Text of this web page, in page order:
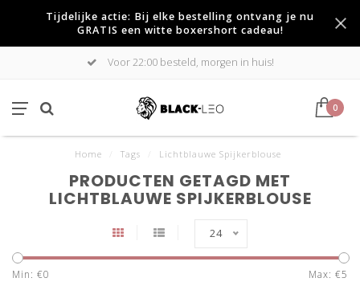
Tijdelijke actie: Bij elke bestelling ontvang je nu
GRATIS een witte boxershort cadeau!
Voor 22:00 besteld, morgen in huis!
0
Home Tags Lichtblauwe Spijkerblouse
PRODUCTEN GETAGD MET
LICHTBLAUWE SPIJKERBLOUSE
24
Min: €0 Max: €5